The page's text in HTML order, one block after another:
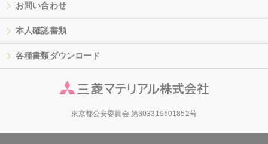
お問い合わせ
本人確認書類
各種書類ダウンロード
東京都公安委員会 第303319601852号